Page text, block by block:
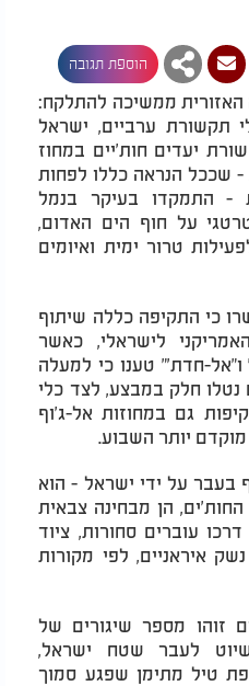
הוספת תגובה
האזורית ממשיכה להתלקח:
תקשורת ערביים, ישראל
יעדים חות'יים במחוז
- שככל הנראה כללו לפחות
- התמקדו בעיקר בנמל
על חוף הים האדום,
טרור ימית ואיומים
כי התקיפה כללה שיתוף
לישראלי, כאשר
ו"אל-חדת'" טענו כי למעלה
נטלו חלק במבצע, לצד כלי
גם במחוזות אל-ג'וף
יותר השבוע.
בעבר על ידי ישראל - הוא
הן מבחינה צבאית
עוברים סחורות, ציוד
איראניים, לפי מקורות
זוהו מספר שיגורים של
שיוט לעבר שטח ישראל,
טיל מתימן שפגע סמוך